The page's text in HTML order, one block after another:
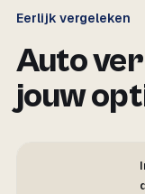
Eerlijk vergeleken
Auto
jouw